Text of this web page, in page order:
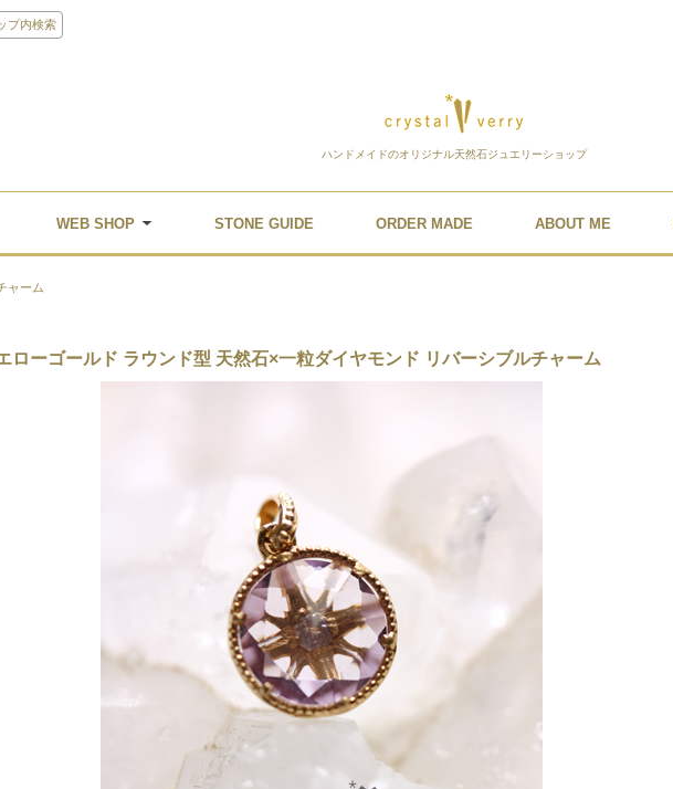
プ内検索
ハンドメイドのオリジナル天然石ジュエリーショップ
WEB SHOP STONE GUIDE ORDER MADE ABOUT ME
ャーム
ローゴールド ラウンド型 天然石×一粒ダイヤモンド リバーシブルチャーム